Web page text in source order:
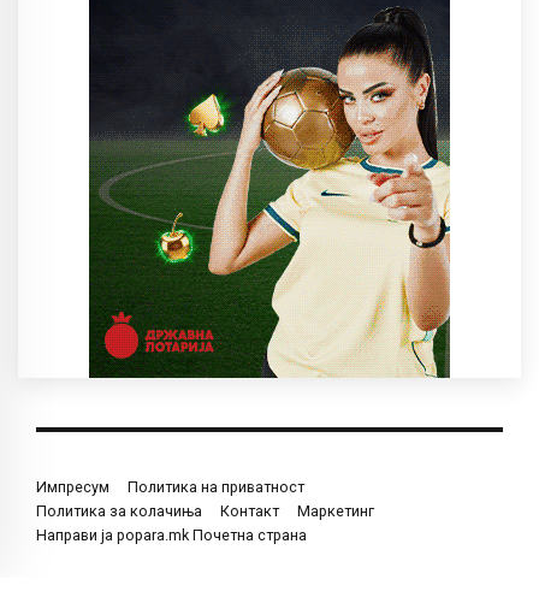
Импресум
Политика на приватност
Политика за колачиња
Контакт
Маркетинг
Направи ја popara.mk Почетна страна